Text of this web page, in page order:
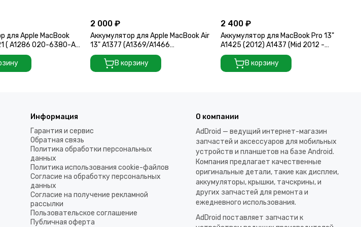
для Apple MacBook
( A1286 020-6380-A,
661-5211 661-5476 )
2 000 ₽
Аккумулятор для Apple MacBook Air
13" A1377 (A1369/A1466
A1496/A1377/A1405)
В корзину
2 400 ₽
Аккумулятор для MacBook Pro 13"
A1425 (2012) A1437 (Mid 2012 -
Early 2013) 6600 mAh 11.2V
В корзину
Информация
Гарантия и сервис
Обратная связь
Политика обработки персональных
данных
Политика использования cookie-файлов
Согласие на обработку персональных
данных
Согласие на получение рекламной
рассылки
Пользовательское соглашение
Публичная оферта
О компании
AdDroid — ведущий интернет-магазин
запчастей и аксессуаров для мобильных
устройств и планшетов на базе Android.
Компания предлагает качественные
оригинальные детали, такие как дисплеи,
аккумуляторы, крышки, тачскрины, и
других запчастей для ремонта и
ежедневного использования.​
AdDroid поставляет запчасти к